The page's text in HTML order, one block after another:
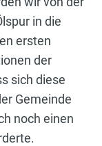
in die
ersten
der
sich diese
Gemeinde
noch einen